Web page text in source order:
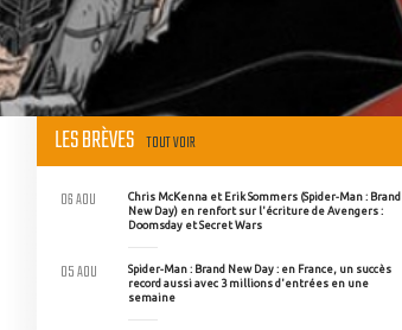
LES BRÈVES TOUT VOIR
Chris McKenna et Erik Sommers (Spider-Man : Brand
New Day) en renfort sur l'écriture de Avengers :
Doomsday et Secret Wars
06 AOU
Spider-Man : Brand New Day : en France, un succès
record aussi avec 3 millions d'entrées en une
semaine
05 AOU